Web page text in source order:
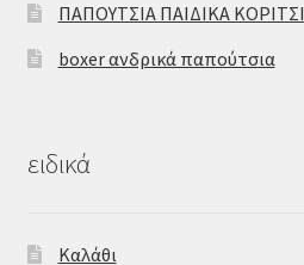
ΠΑΠΟΥΤΣΙΑ ΠΑΙΔΙΚΑ ΚΟΡΙΤΣΙ
boxer ανδρικά παπούτσια
ειδικά
Καλάθι